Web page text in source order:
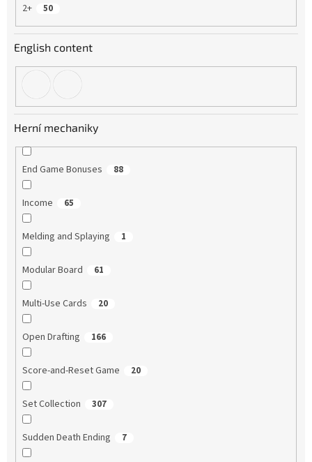
2+ 50
English content
Herní mechaniky
End Game Bonuses 88
Income 65
Melding and Splaying 1
Modular Board 61
Multi-Use Cards 20
Open Drafting 166
Score-and-Reset Game 20
Set Collection 307
Sudden Death Ending 7